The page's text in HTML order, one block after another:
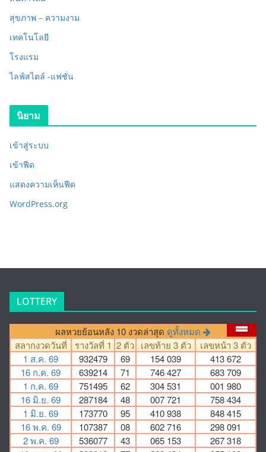
สุขภาพ – ความงาม
เทคโนโลยี
โรงแรม
ไลฟ์สไตล์ -แฟชั่น
นิยาม
เข้าสู่ระบบ
เข้าฟีด
แสดงความเห็นฟีด
WordPress.org
LOTTERY